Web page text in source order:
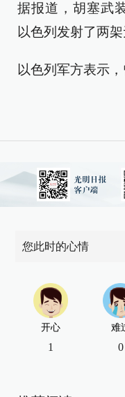
据报道，胡塞武
以色列发射了两架
以色列军方表示
您此时的心情
开心
1
难
0